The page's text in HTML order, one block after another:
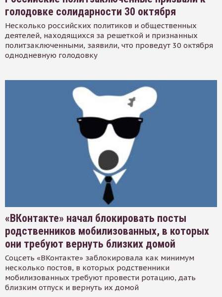
голодовке солидарности 30 октября
Несколько российских политиков и общественных
деятелей, находящихся за решеткой и признанных
политзаключенными, заявили, что проведут 30 октября
однодневную голодовку
«ВКонтакте» начал блокировать посты
родственников мобилизованных, в которых
они требуют вернуть близких домой
Соцсеть «ВКонтакте» заблокировала как минимум
несколько постов, в которых родственники
мобилизованных требуют провести ротацию, дать
близким отпуск и вернуть их домой